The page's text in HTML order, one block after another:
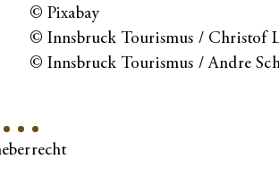
© Pixabay
© Innsbruck Tourismus / Christof
© Innsbruck Tourismus / Andre